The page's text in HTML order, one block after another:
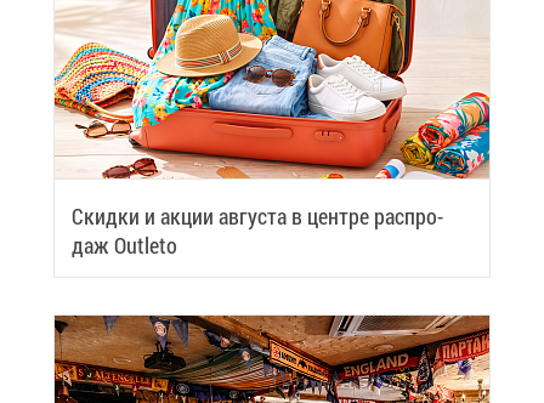
Скид­ки и ак­ции ав­гу­ста в цен­тре рас­про­
даж Outleto